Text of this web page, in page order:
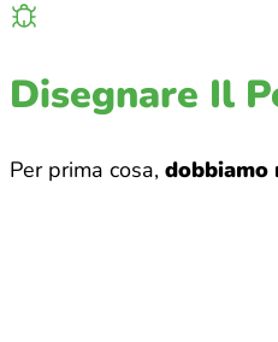
Disegnare Il
Per prima cosa, dobbiamo